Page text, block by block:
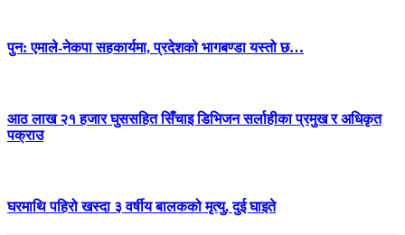
पुन: एमाले-नेकपा सहकार्यमा, प्रदेशको भागबण्डा यस्तो छ…
आठ लाख २१ हजार घुससहित सिँचाइ डिभिजन सर्लाहीका प्रमुख र अधिकृत
पक्राउ
घरमाथि पहिरो खस्दा ३ वर्षीय बालकको मृत्यु, दुई घाइते